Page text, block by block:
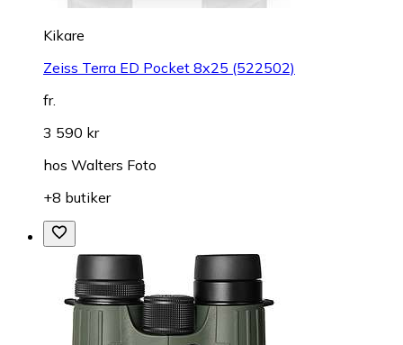
Kikare
Zeiss Terra ED Pocket 8x25 (522502)
fr.
3 590 kr
hos Walters Foto
+8 butiker